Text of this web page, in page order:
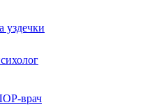
уздечки
врач